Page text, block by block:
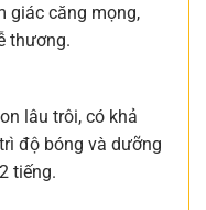
giác căng mọng,
thương.
lâu trôi, có khả
độ bóng và dưỡng
tiếng.